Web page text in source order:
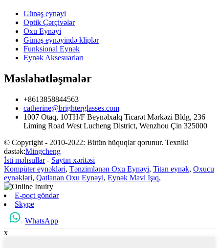
Günəş eynəyi
Optik Çərçivələr
Oxu Eynəyi
Günəş eynəyində kliplər
Funksional Eynək
Eynək Aksesuarları
Məsləhətləşmələr
+8613858844563
catherine@brighterglasses.com
1007 Otaq, 10TH/F Beynəlxalq Ticarət Mərkəzi Bldg, 236
Liming Road West Lucheng District, Wenzhou Çin 325000
© Copyright - 2010-2022: Bütün hüquqlar qorunur. Texniki
dəstək:Mingcheng
İsti məhsullar- Saytın xəritəsi
Kompüter eynəkləri, Tənzimlənən Oxu Eynəyi, Titan eynək, Oxucu
eynəkləri, Qatlanan Oxu Eynəyi, Eynək Mavi İşıq,
E-poçt göndər
Skype
WhatsApp
x